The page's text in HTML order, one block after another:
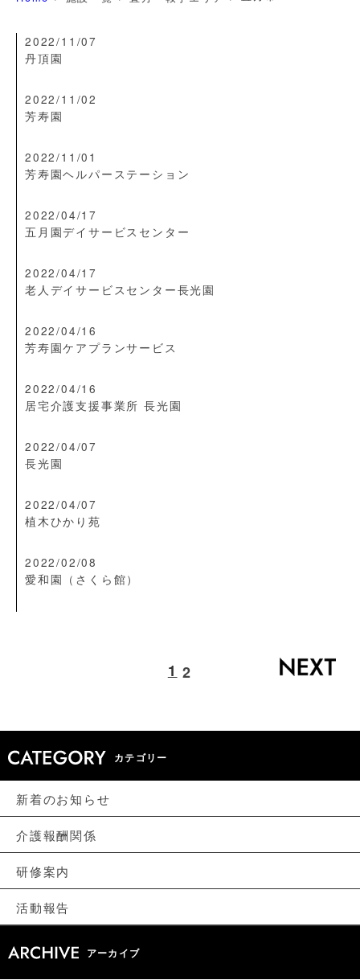
2022/11/07
丹頂園
2022/11/02
芳寿園
2022/11/01
芳寿園ヘルパーステーション
2022/04/17
五月園デイサービスセンター
2022/04/17
老人デイサービスセンター長光園
2022/04/16
芳寿園ケアプランサービス
2022/04/16
居宅介護支援事業所 長光園
2022/04/07
長光園
2022/04/07
植木ひかり苑
2022/02/08
愛和園（さくら館）
1 2
カテゴリー
新着のお知らせ
介護報酬関係
研修案内
活動報告
アーカイブ